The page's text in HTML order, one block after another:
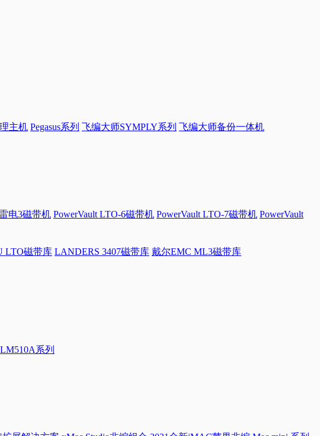
主机 Pegasus系列 飞编大师SYMPLY系列 飞编大师备份一体机
电3磁带机 PowerVault LTO-6磁带机 PowerVault LTO-7磁带机 PowerVault
LTO磁带库 LANDERS 3407磁带库 戴尔EMC ML3磁带库
LM510A系列